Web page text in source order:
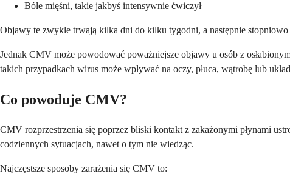
Bóle mięśni, takie jakbyś intensywnie ćwiczył
Objawy te zwykle trwają kilka dni do kilku tygodni, a następnie
Jednak CMV może powodować poważniejsze objawy u osób z
takich przypadkach wirus może wpływać na oczy, płuca, wątrobę lub
Co powoduje CMV?
CMV rozprzestrzenia się poprzez bliski kontakt z zakażonymi płynami
codziennych sytuacjach, nawet o tym nie wiedząc.
Najczęstsze sposoby zarażenia się CMV to: